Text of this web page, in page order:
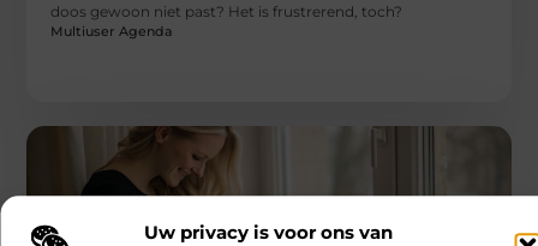
Uw privacy is voor ons van
doos gewoon niet past? Het is frustrerend, toch?
Multiuser Agenda